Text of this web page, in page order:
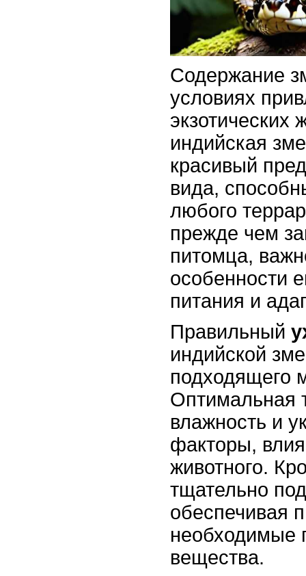
Содержание
условиях
экзотических
индийская
красивый
вида,
любого
прежде чем
питомца,
особенности
питания и
Правильный
индийской
подходящего
Оптимальная
влажность и
факторы,
животного.
тщательно
обеспечивая
необходимые
вещества.